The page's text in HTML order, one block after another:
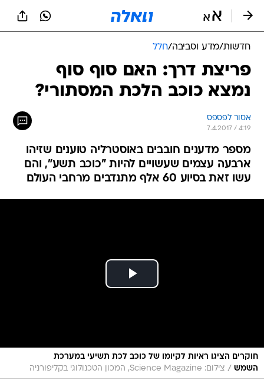
חדשות/מדע וסביבה/חלל
פריצת דרך: האם סוף סוף
נמצא כוכב הלכת המסתורי?
אסור לפספס
7.4.2017 / 4:19
מספר מדענים חובבים באוסטרליה טוענים שזיהו
ארבעה עצמים שעשויים להיות "כוכב תשע", והם
עשו זאת בסיוע 60 אלף מתנדבים מרחבי העולם
חוקרים הציגו ראיות לקיומו של כוכב לכת תשיעי במערכת
השמש / צילום: Science Magazine, המכון הטכנולוגי בקליפורניה